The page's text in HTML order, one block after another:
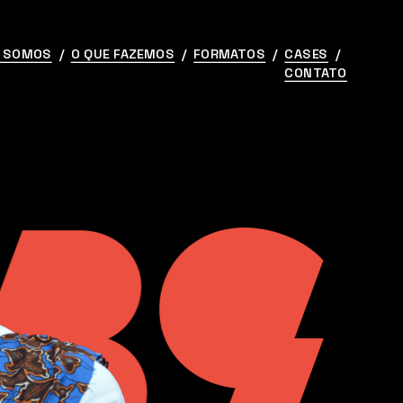
  /
O QUE FAZEMOS
  /
FORMATOS
  /
CASES
  /
CONTATO